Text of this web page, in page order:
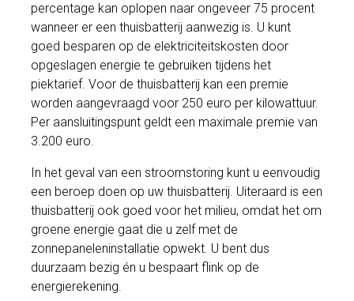
percentage kan oplopen naar ongeveer 75 procent
wanneer er een thuisbatterij aanwezig is. U kunt
goed besparen op de elektriciteitskosten door
opgeslagen energie te gebruiken tijdens het
piektarief. Voor de thuisbatterij kan een premie
worden aangevraagd voor 250 euro per kilowattuur.
Per aansluitingspunt geldt een maximale premie van
3.200 euro.
In het geval van een stroomstoring kunt u eenvoudig
een beroep doen op uw thuisbatterij. Uiteraard is een
thuisbatterij ook goed voor het milieu, omdat het om
groene energie gaat die u zelf met de
zonnepaneleninstallatie opwekt. U bent dus
duurzaam bezig én u bespaart flink op de
energierekening.